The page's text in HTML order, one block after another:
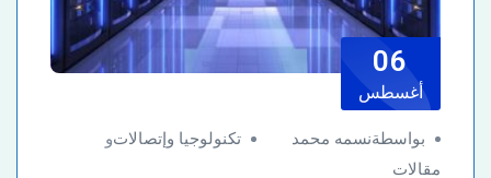
06
أغسطس
بواسطةنسمه محمد تكنولوجيا وإتصالاتو
مقالات